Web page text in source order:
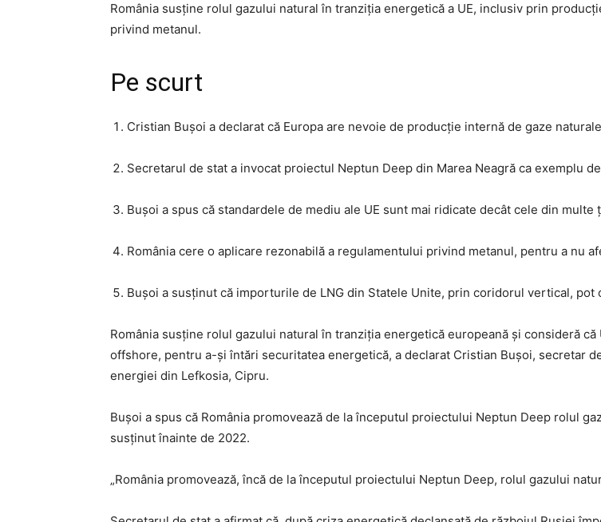
România susține rolul gazului natural în tranziția energetică a UE, inclusiv prin
privind metanul.
Pe scurt
Cristian Bușoi a declarat că Europa are nevoie de producție internă de gaze
Secretarul de stat a invocat proiectul Neptun Deep din Marea Neagră ca exemplu
Bușoi a spus că standardele de mediu ale UE sunt mai ridicate decât cele din multe
România cere o aplicare rezonabilă a regulamentului privind metanul, pentru a nu
Bușoi a susținut că importurile de LNG din Statele Unite, prin coridorul vertical,
România susține rolul gazului natural în tranziția energetică europeană și consideră
offshore, pentru a-și întări securitatea energetică, a declarat Cristian Bușoi, secretar
energiei din Lefkosia, Cipru.
Bușoi a spus că România promovează de la începutul proiectului Neptun Deep rolul
susținut înainte de 2022.
„România promovează, încă de la începutul proiectului Neptun Deep, rolul gazului